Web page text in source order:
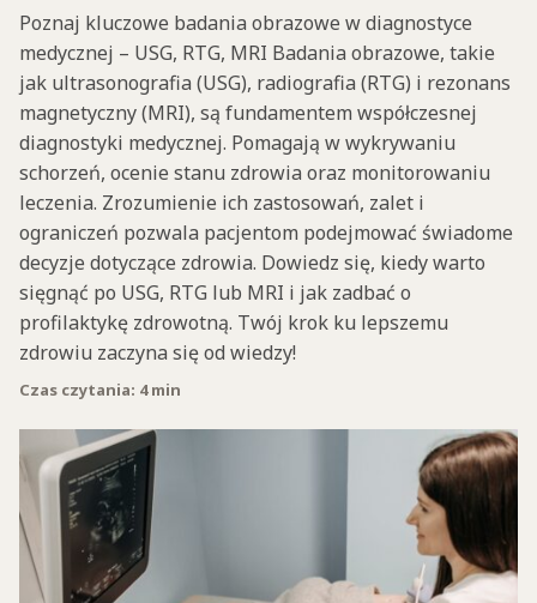
Poznaj kluczowe badania obrazowe w diagnostyce
medycznej – USG, RTG, MRI Badania obrazowe, takie
jak ultrasonografia (USG), radiografia (RTG) i rezonans
magnetyczny (MRI), są fundamentem współczesnej
diagnostyki medycznej. Pomagają w wykrywaniu
schorzeń, ocenie stanu zdrowia oraz monitorowaniu
leczenia. Zrozumienie ich zastosowań, zalet i
ograniczeń pozwala pacjentom podejmować świadome
decyzje dotyczące zdrowia. Dowiedz się, kiedy warto
sięgnąć po USG, RTG lub MRI i jak zadbać o
profilaktykę zdrowotną. Twój krok ku lepszemu
zdrowiu zaczyna się od wiedzy!
Czas czytania: 4 min